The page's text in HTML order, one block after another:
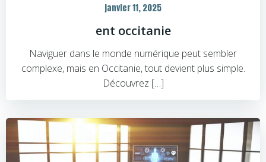
janvier 11, 2025
ent occitanie
Naviguer dans le monde numérique peut sembler
complexe, mais en Occitanie, tout devient plus simple.
Découvrez […]